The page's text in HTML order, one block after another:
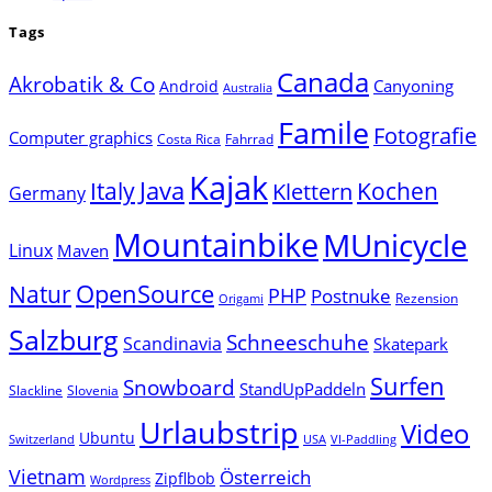
Tags
Akrobatik & Co Android Australia Canada Canyoning
Computer graphics Costa Rica Fahrrad Famile Fotografie
Germany Italy Java Kajak Klettern Kochen
Linux Maven MountainbikeMUnicycle
NaturOpenSource Origami PHP Postnuke Rezension
SalzburgScandinavia Schneeschuhe Skatepark
Slackline Slovenia Snowboard StandUpPaddeln Surfen
Switzerland Ubuntu Urlaubstrip USA VI-Paddling Video
Vietnam Wordpress Zipflbob Österreich